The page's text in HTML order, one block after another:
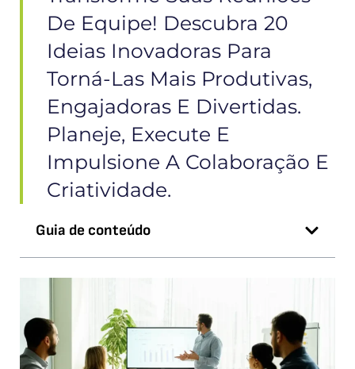
De Equipe! Descubra 20
Ideias Inovadoras Para
Torná-Las Mais Produtivas,
Engajadoras E Divertidas.
Planeje, Execute E
Impulsione A Colaboração E
Criatividade.
Guia de conteúdo